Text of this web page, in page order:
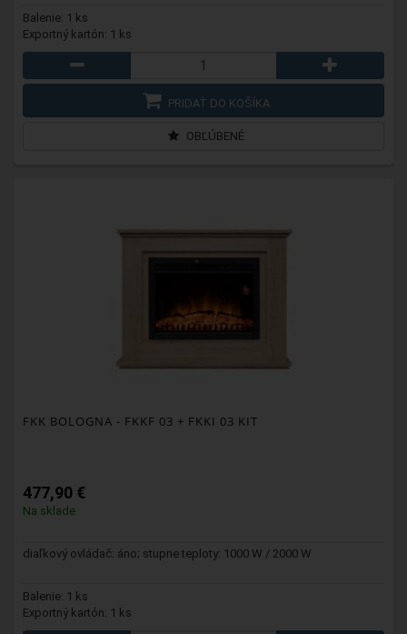
Balenie: 1 ks
Exportný kartón: 1 ks
PRIDAŤ DO KOŠÍKA
OBĽÚBENÉ
FKK BOLOGNA - FKKF 03 + FKKI 03 KIT
477,90 €
Na sklade
diaľkový ovládač: áno; stupne teploty: 1000 W / 2000 W
Balenie: 1 ks
Exportný kartón: 1 ks